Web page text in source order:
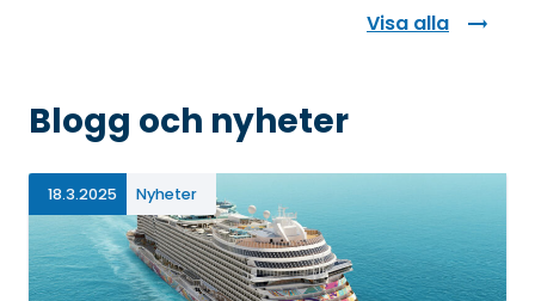
Visa alla
Blogg och nyheter
18.3.2025 Nyheter